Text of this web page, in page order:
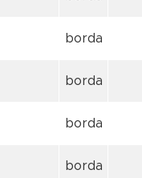
borda
borda
borda
borda